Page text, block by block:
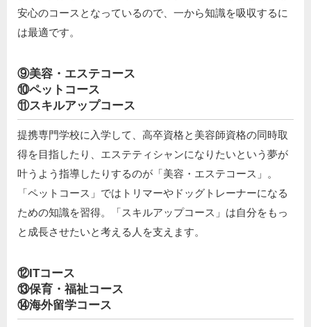
安心のコースとなっているので、一から知識を吸収するに
は最適です。
⑨美容・エステコース
⑩ペットコース
⑪スキルアップコース
提携専門学校に入学して、高卒資格と美容師資格の同時取
得を目指したり、エステティシャンになりたいという夢が
叶うよう指導したりするのが「美容・エステコース」。
「ペットコース」ではトリマーやドッグトレーナーになる
ための知識を習得。「スキルアップコース」は自分をもっ
と成長させたいと考える人を支えます。
⑫ITコース
⑬保育・福祉コース
⑭海外留学コース